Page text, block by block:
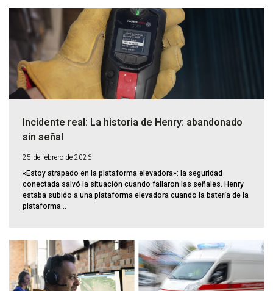
Incidente real: La historia de Henry: abandonado
sin señal
25 de febrero de 2026
«Estoy atrapado en la plataforma elevadora»: la seguridad
conectada salvó la situación cuando fallaron las señales. Henry
estaba subido a una plataforma elevadora cuando la batería de la
plataforma...